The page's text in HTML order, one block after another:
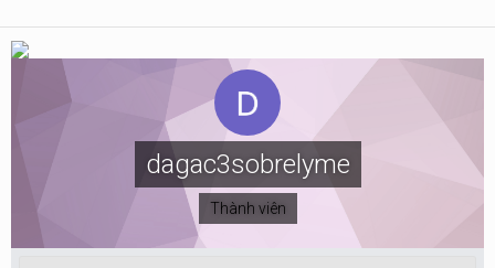
dagac3sobrelyme
Thành viên